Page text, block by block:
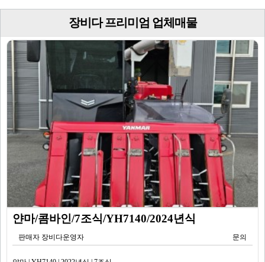
장비다 프리미엄 업체매물
얀마/콤바인/7조식/YH7140/2024년식
판매자 장비다운영자 문의